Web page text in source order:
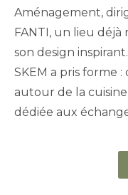
Aménagement,
FANTI, un lieu
son design
SKEM a pris forme
autour de la
dédiée aux